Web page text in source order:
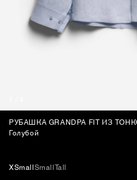
СУМКИ
РУБАШКА GRANDPA FIT ИЗ
Голубой
XSmallSmallTall